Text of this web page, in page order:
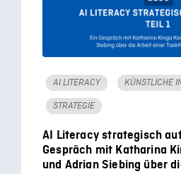
AI LITERACY KÜNSTLICHE
STRATEGIE
AI Literacy strategisch
Gespräch mit Katharina
und Adrian Siebing über